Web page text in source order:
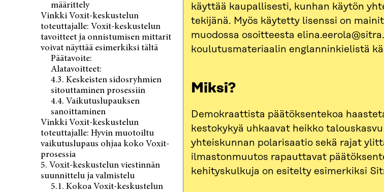
määrittely
Vinkki Voxit-keskustelun
toteuttajalle: Voxit-keskustelun
tavoitteet ja onnistumisen mittarit
voivat näyttää esimerkiksi tältä
Päätavoite:
Alatavoitteet:
4.3. Keskeisten sidosryhmien
sitouttaminen prosessiin
4.4. Vaikutuslupauksen
sanoittaminen
Vinkki Voxit-keskustelun
toteuttajalle: Hyvin muotoiltu
vaikutuslupaus ohjaa koko Voxit-
prosessia
5. Voxit-keskustelun viestinnän
suunnittelu ja valmistelu
5.1. Kokoa Voxit-keskustelun
käyttää kaupallisesti, kunhan käytön
tekijänä. Myös käytetty lisenssi on
muodossa osoitteesta
koulutusmateriaalin englanninkielistä
Miksi?
Demokraattista päätöksentekoa
kestokykyä uhkaavat heikko
yhteiskunnan polarisaatio sekä rajat
ilmastonmuutos rapauttavat
kehityskulkuja on esitelty esimerkiksi